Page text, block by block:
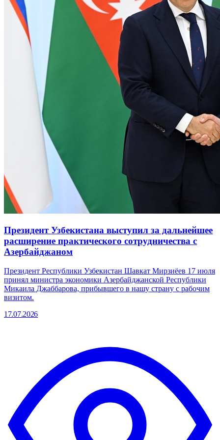
Президент Узбекистана выступил за дальнейшее
расширение практического сотрудничества с
Азербайджаном
Президент Республики Узбекистан Шавкат Мирзиёев 17 июля
принял министра экономики Азербайджанской Республики
Микаила Джаббарова, прибывшего в нашу страну с рабочим
визитом.
17.07.2026